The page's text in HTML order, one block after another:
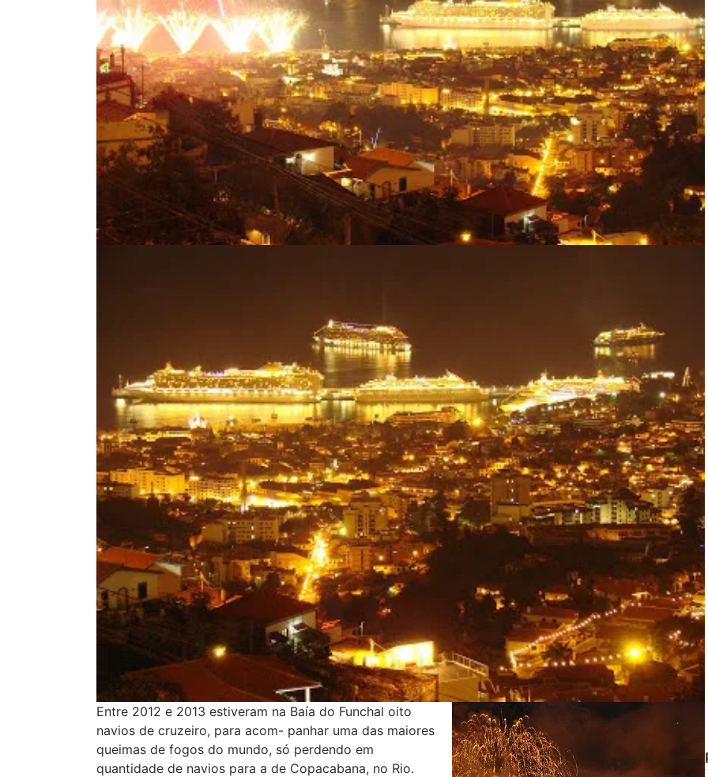
Entre 2012 e 2013 estiveram na Baía do Funchal oito
navios de cruzeiro, para acom- panhar uma das maiores
queimas de fogos do mundo, só perdendo em
quantidade de navios para a de Copacabana, no Rio.